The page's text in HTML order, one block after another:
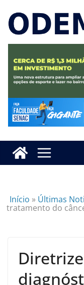
Início » Últimas
tratamento do